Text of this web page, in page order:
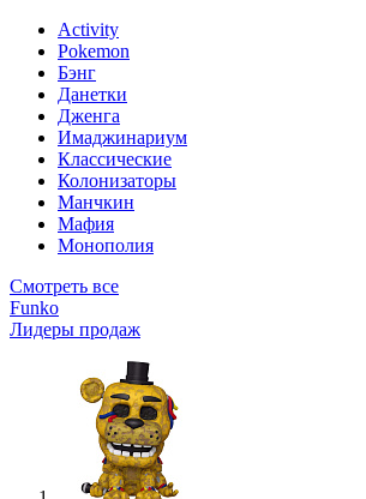
Activity
Pokemon
Бэнг
Данетки
Дженга
Имаджинариум
Классические
Колонизаторы
Манчкин
Мафия
Монополия
Смотреть все
Funko
Лидеры продаж